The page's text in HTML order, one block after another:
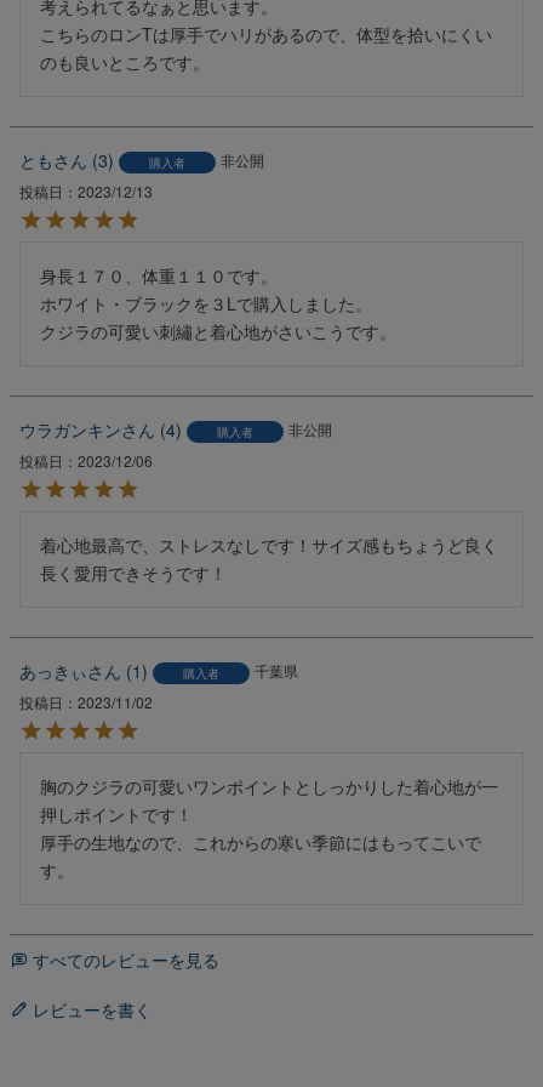
考えられてるなぁと思います。
こちらのロンTは厚手でハリがあるので、体型を拾いにくい
のも良いところです。
とも 3 購入者
非公開
投稿日
2023/12/13
身長１７０、体重１１０です。
ホワイト・ブラックを３Lで購入しました。
クジラの可愛い刺繡と着心地がさいこうです。
ウラガンキン 4 購入者
非公開
投稿日
2023/12/06
着心地最高で、ストレスなしです！サイズ感もちょうど良く
長く愛用できそうです！
あっきぃ 1 購入者
千葉県
投稿日
2023/11/02
胸のクジラの可愛いワンポイントとしっかりした着心地が一
押しポイントです！
厚手の生地なので、これからの寒い季節にはもってこいで
す。
すべてのレビューを見る
レビューを書く